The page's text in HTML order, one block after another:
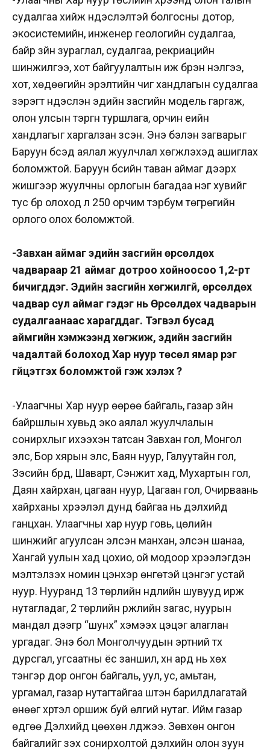
судалгаа хийж үндэслэлтэй болгосны дотор,
экосистемийн, инженер геологийн судалгаа,
байр зүйн зураглал, судалгаа, рекриацийн
шинжилгээ, хот байгуулалтын иж бүрэн үнэлгээ,
хот, хөдөөгийн эрэлтийн чиг хандлагын судалгаа
зэрэгт үндэслэн эдийн засгийн модель гаргаж,
олон улсын тэргүүн туршлага, орчин үеийн
хандлагыг харгалзан үзсэн. Энэ бэлэн загварыг
Баруун бүсэд аялал жуулчлал хөгжүүлэхэд ашиглах
боломжтой. Баруун бүсийн таван аймаг дээрх
жишгээр жуулчны орлогын багадаа нэг хувийг
тус бүр олоход л 250 орчим тэрбум төгрөгийн
орлого олох боломжтой.
-Завхан аймаг эдийн засгийн өрсөлдөх
чадвараар 21 аймаг дотроо хойноосоо 1,2-рт
бичигддэг. Эдийн засгийн хөгжилгүй, өрсөлдөх
чадвар сул аймаг гэдэг нь Өрсөлдөх чадварын
судалгаанаас харагддаг. Тэгвэл бусад
аймгийн хэмжээнд хөгжиж, эдийн засгийн
чадалтай болоход Хар нуур төсөл ямар үүрэг
гүйцэтгэх боломжтой гэж хэлэх үү?
-Улаагчны Хар нуур өөрөө байгаль, газар зүйн
байршлын хувьд эко аялал жуулчлалын
сонирхлыг ихээхэн татсан Завхан гол, Монгол
элс, Бор хярын элс, Баян нуур, Галуутайн гол,
Зэсийн бүрд, Шаварт, Сэнжит хад, Мухартын гол,
Даян хайрхан, цагаан нуур, Цагаан гол, Очирваань
хайрханы хүрээлэл дунд байгаа нь дэлхийд
ганцхан. Улаагчны хар нуур говь, цөлийн
шинжийг агуулсан элсэн манхан, элсэн шанаа,
Хангай уулын хад цохио, ой модоор хүрээлэгдэн
мэлтэлзэх номин цэнхэр өнгөтэй цэнгэг устай
нуур. Нууранд 13 төрлийн нүүдлийн шувууд ирж
нутагладаг, 2 төрлийн үржлийн загас, нуурын
мандал дээгүүр “шунх” хэмээх цэцэг алаглан
ургадаг. Энэ бол Монголчуудын эртний түүх
дурсгал, угсаатны ёс заншил, хүн ард нь хөх
тэнгэр дор онгон байгаль, уул, ус, амьтан,
ургамал, газар нутагтайгаа шүтэн барилдлагатай
өнөөг хүртэл оршиж буй өлгий нутаг. Ийм газар
өдгөө Дэлхийд цөөхөн үлджээ. Зөвхөн онгон
байгалийг үзэх сонирхолтой дэлхийн олон зуун